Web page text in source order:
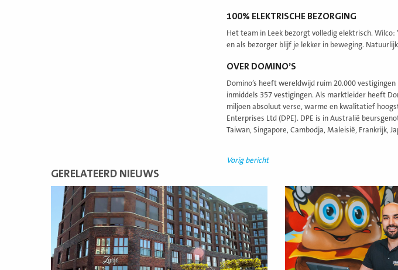
100% ELEKTRISCHE BEZORGING
Het team in Leek bezorgt volledig elektrisch.
en als bezorger blijf je lekker in beweging.
OVER DOMINO’S
Domino’s heeft wereldwijd ruim 20.000
inmiddels 357 vestigingen. Als marktleider heeft
miljoen absoluut verse, warme en kwalitatief
Enterprises Ltd (DPE). DPE is in Australië
Taiwan, Singapore, Cambodja, Maleisië, Frankrijk,
Vorig bericht
GERELATEERD NIEUWS
Lees
meer
Lees
meer